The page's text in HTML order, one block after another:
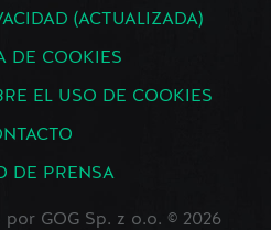
(ACTUALIZADA)
DE COOKIES
EL USO DE COOKIES
DE PRENSA
GOG Sp. z o.o. © 2026